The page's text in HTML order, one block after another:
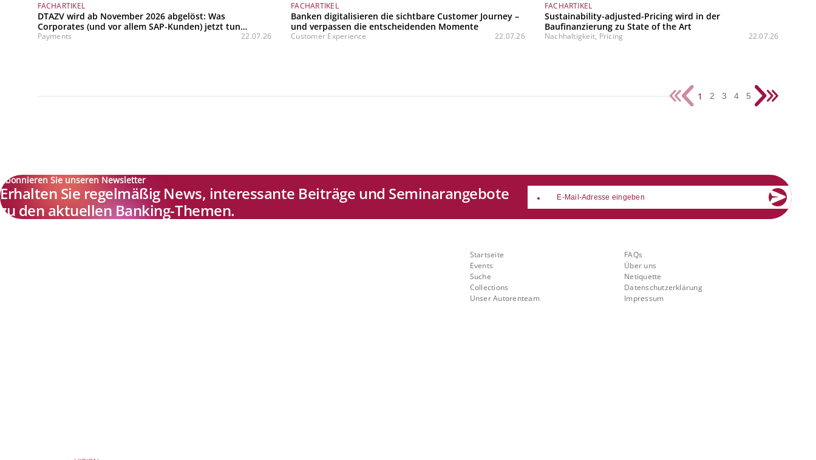
FACHARTIKEL
DTAZV wird ab November 2026 abgelöst: Was
Corporates (und vor allem SAP‑Kunden) jetzt tun
müssen
Payments 22.07.26
FACHARTIKEL
Banken digitalisieren die sichtbare Customer Journey –
und verpassen die entscheidenden Momente
Customer Experience 22.07.26
FACHARTIKEL
Sustainability-adjusted-Pricing wird in der
Baufinanzierung zu State of the Art
Nachhaltigkeit, Pricing 22.07.26
1 2 3 4 5
Abonnieren Sie unseren Newsletter
Erhalten Sie regelmäßig News, interessante Beiträge und Seminarangebote
zu den aktuellen Banking-Themen.
email
Startseite
Events
Suche
Collections
Unser Autorenteam
FAQs
Über uns
Netiquette
Datenschutzerklärung
Impressum